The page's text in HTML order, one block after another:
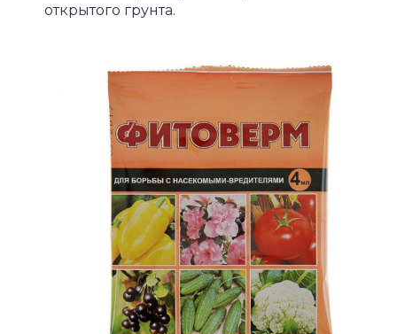
открытого грунта.